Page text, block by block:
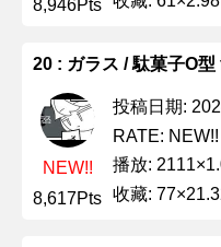
8,946Pts
20 : ガラス / 駄菓子O型
NEW!!
8,617Pts
投稿日期:
RATE: NEW!!
播放:
收藏: